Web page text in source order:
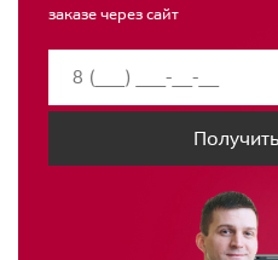
заказе через сайт